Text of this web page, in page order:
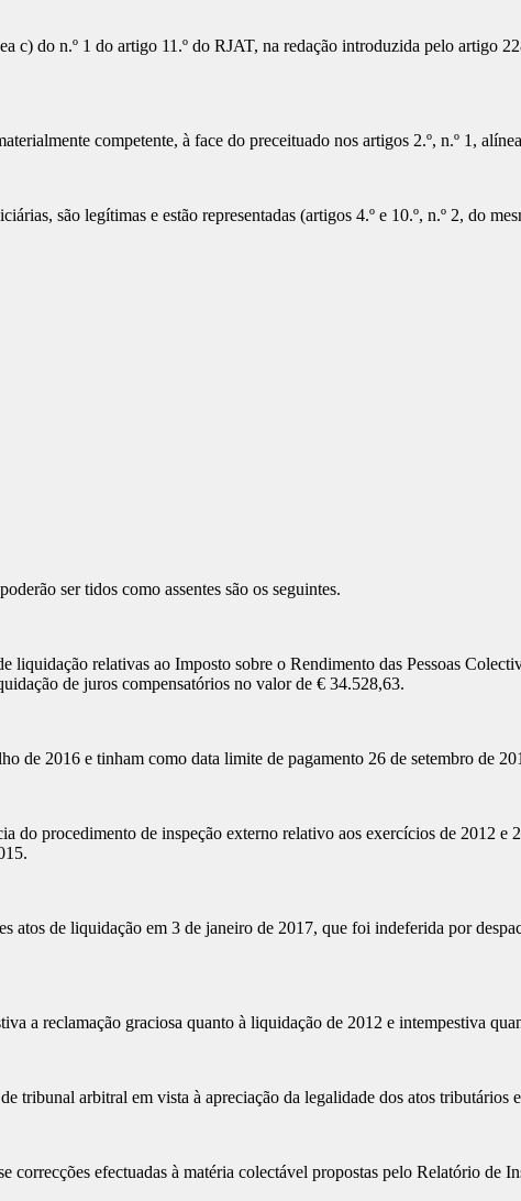
c) do n.º 1 do artigo 11.º do RJAT, na redação introduzida pelo artigo
competente, à face do preceituado nos artigos 2.º, n.º 1,
são legítimas e estão representadas (artigos 4.º e 10.º, n.º 2, do
ser tidos como assentes são os seguintes.
liquidação relativas ao Imposto sobre o Rendimento das Pessoas
de juros compensatórios no valor de € 34.528,63.
de 2016 e tinham como data limite de pagamento 26 de setembro de
do procedimento de inspeção externo relativo aos exercícios de 2012
atos de liquidação em 3 de janeiro de 2017, que foi indeferida por
a reclamação graciosa quanto à liquidação de 2012 e intempestiva
tribunal arbitral em vista à apreciação da legalidade dos atos tributários
correcções efectuadas à matéria colectável propostas pelo Relatório de